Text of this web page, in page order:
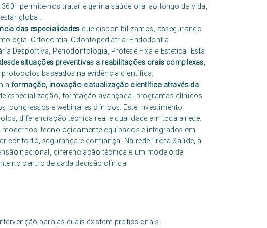
360º permite-nos tratar e gerir a saúde oral ao longo da vida,
global.
das especialidades que disponibilizamos, assegurando
Ortodontia, Odontopediatria, Endodontia
Desportiva, Periodontologia, Prótese Fixa e Estética. Esta
desde situações preventivas a reabilitações orais complexas,
baseados na evidência científica.
a formação, inovação e atualização científica através da
especialização, formação avançada, programas clínicos
congressos e webinares clínicos. Este investimento
diferenciação técnica real e qualidade em toda a rede.
tecnologicamente equipados e integrados em
conforto, segurança e confiança. Na rede Trofa Saúde, a
nacional, diferenciação técnica e um modelo de
no centro de cada decisão clínica.
para as quais existem profissionais